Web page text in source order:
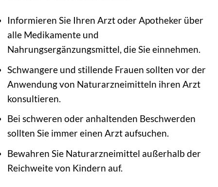
Informieren Sie Ihren Arzt oder Apotheker über
alle Medikamente und
Nahrungsergänzungsmittel, die Sie einnehmen.
Schwangere und stillende Frauen sollten vor der
Anwendung von Naturarzneimitteln ihren Arzt
konsultieren.
Bei schweren oder anhaltenden Beschwerden
sollten Sie immer einen Arzt aufsuchen.
Bewahren Sie Naturarzneimittel außerhalb der
Reichweite von Kindern auf.